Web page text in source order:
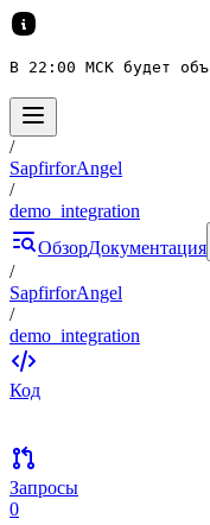
В 22:00 МСК будет
/
SapfirforAngel
/
demo_integration
ОбзорДокументация
/
SapfirforAngel
/
demo_integration
Код
Запросы
0